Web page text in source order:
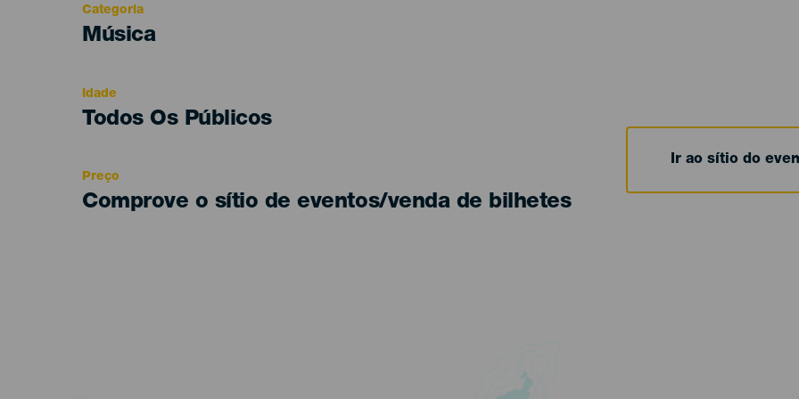
Categoria
Categoría
Música
Idade
Edad
Todos Os Públicos
Preço
Comprove o sítio de eventos/venda de bilhetes
Ir ao sítio do